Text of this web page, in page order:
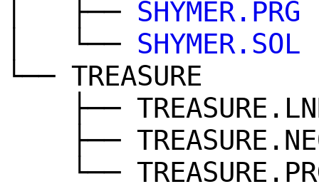
│ ├── SHYMER.PRG
│ └── SHYMER.SOL
└── TREASURE
├──
├──
└──